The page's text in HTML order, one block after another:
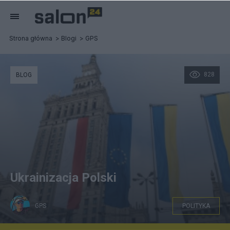
Strona główna Blogi GPS
828
BLOG
Ukrainizacja Polski
GPS POLITYKA